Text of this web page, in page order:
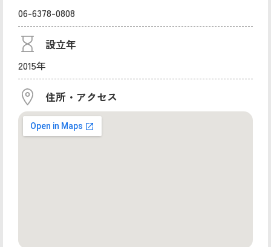
06-6378-0808
設立年
2015年
住所・アクセス